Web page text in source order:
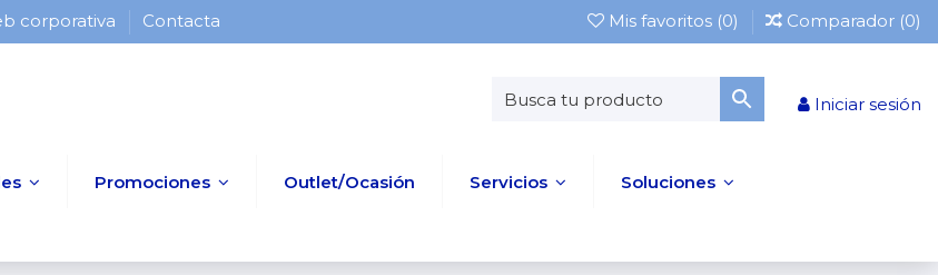
corporativa Contacta Mis favoritos (0) Comparador (0)
Iniciar sesión
Promociones Outlet/Ocasión Servicios Soluciones